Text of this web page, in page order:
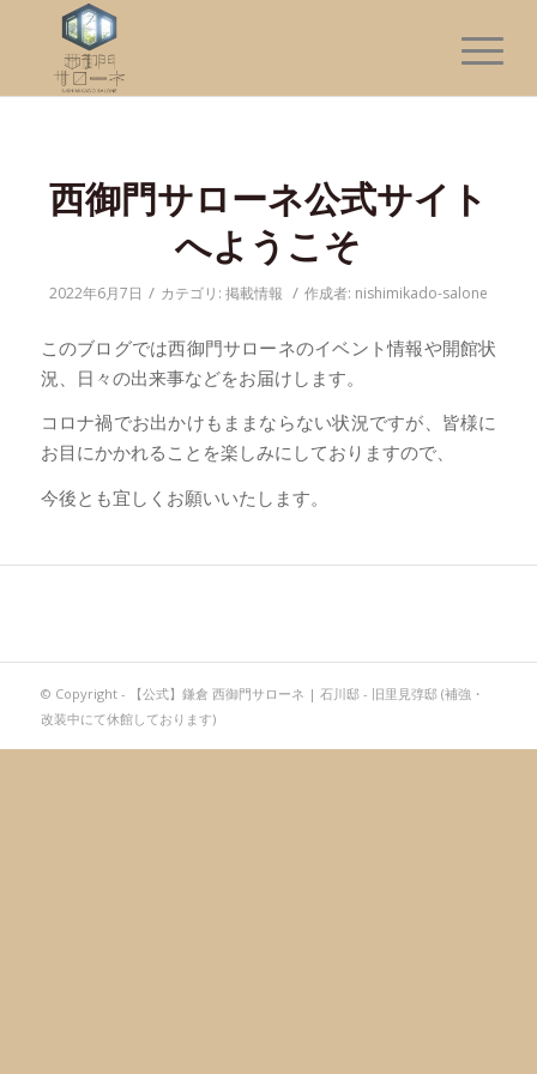
西御門サローネ公式サイト
へようこそ
2022年6月7日 / カテゴリ: 掲載情報 / 作成者: nishimikado-salone
このブログでは西御門サローネのイベント情報や開館状
況、日々の出来事などをお届けします。
コロナ禍でお出かけもままならない状況ですが、皆様に
お目にかかれることを楽しみにしておりますので、
今後とも宜しくお願いいたします。
© Copyright -
【公式】鎌倉 西御門サローネ | 石川邸 - 旧里見弴邸 (補強・
改装中にて休館しております)